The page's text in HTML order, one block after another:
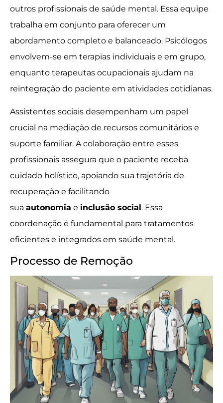
outros profissionais de saúde mental. Essa equipe
trabalha em conjunto para oferecer um
abordamento completo e balanceado. Psicólogos
envolvem-se em terapias individuais e em grupo,
enquanto terapeutas ocupacionais ajudam na
reintegração do paciente em atividades cotidianas.
Assistentes sociais desempenham um papel
crucial na mediação de recursos comunitários e
suporte familiar. A colaboração entre esses
profissionais assegura que o paciente receba
cuidado holístico, apoiando sua trajetória de
recuperação e facilitando
sua autonomia e inclusão social. Essa
coordenação é fundamental para tratamentos
eficientes e integrados em saúde mental.
Processo de Remoção